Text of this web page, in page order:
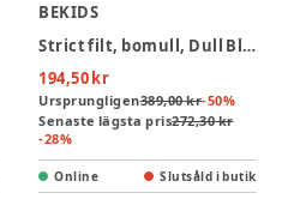
BEKIDS
Strict filt, bomull, Dull Blue
194,50 kr
Ursprungligen389,00 kr-50%
Senaste lägsta pris272,30 kr
-28%
Online Slutsåld i butik